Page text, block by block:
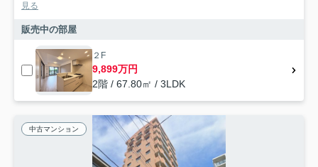
見る
販売中の部屋
２F
9,899万円
2階 / 67.80㎡ / 3LDK
中古マンション